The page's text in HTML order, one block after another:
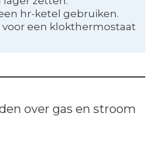
hr-ketel gebruiken.
voor een klokthermostaat
over gas en stroom